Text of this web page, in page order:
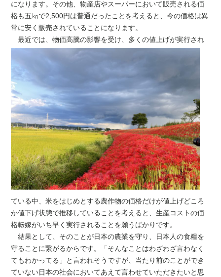
になります。その他、物産店やスーパーにおいて販売される価
格も五㎏で2,500円は普通だったことを考えると、今の価格は異
常に安く販売されていることになります。
最近では、物価高騰の影響を受け、多くの値上げが実行され
ている中、米をはじめとする農作物の価格だけが値上げどころ
か値下げ状態で推移していることを考えると、生産コストの価
格転嫁がいち早く実行されることを願うばかりです。
結果として、そのことが日本の農業を守り、日本人の食糧を
守ることに繋がるからです。「そんなことはわざわざ言わなく
てもわかってる」と言われそうですが、当たり前のことができ
ていない日本の社会においてあえて言わせていただきたいと思